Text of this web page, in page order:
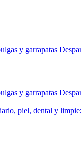
y garrapatas
y garrapatas
piel, dental y